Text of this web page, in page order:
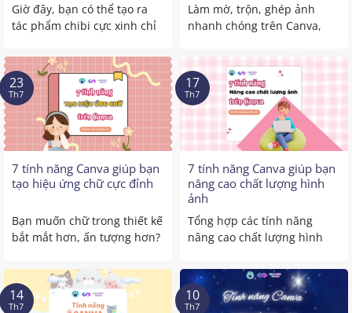
Giờ đây, bạn có thể tạo ra
tác phẩm chibi cực xinh chỉ
Làm mờ, trộn, ghép ảnh
nhanh chóng trên Canva,
7 tính năng Canva giúp bạn
tạo hiệu ứng chữ cực đỉnh
Bạn muốn chữ trong thiết kế
bắt mắt hơn, ấn tượng hơn?
23
Th7
7 tính năng Canva giúp bạn
nâng cao chất lượng hình
ảnh
Tổng hợp các tính năng
nâng cao chất lượng hình
17
Th7
14
Th7
10
Th7